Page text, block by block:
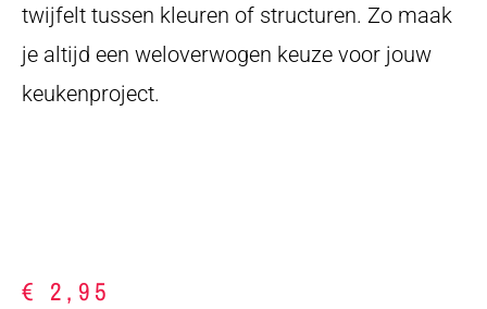
twijfelt tussen kleuren of structuren. Zo maak
je altijd een weloverwogen keuze voor jouw
keukenproject.
€ 2,95